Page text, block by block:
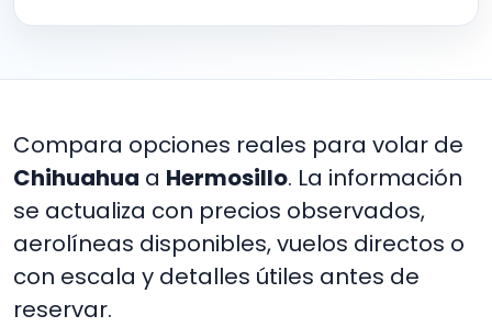
Compara opciones reales para volar de
Chihuahua a Hermosillo. La información
se actualiza con precios observados,
aerolíneas disponibles, vuelos directos o
con escala y detalles útiles antes de
reservar.